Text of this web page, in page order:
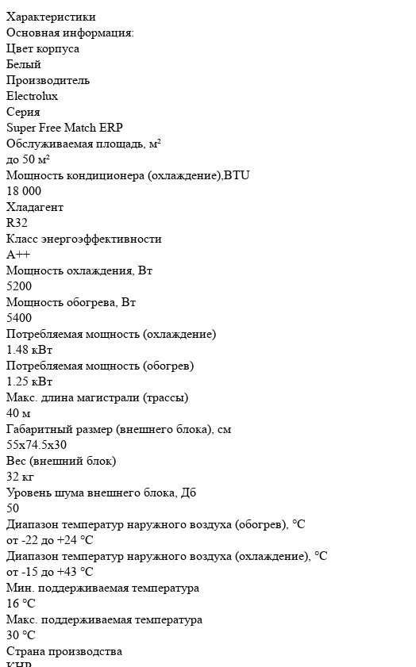
Характеристики
Основная информация:
Цвет корпуса
Белый
Производитель
Electrolux
Серия
Super Free Match ERP
Обслуживаемая площадь, м²
до 50 м²
Мощность кондиционера (охлаждение),BTU
18 000
Хладагент
R32
Класс энергоэффективности
A++
Мощность охлаждения, Вт
5200
Мощность обогрева, Вт
5400
Потребляемая мощность (охлаждение)
1.48 кВт
Потребляемая мощность (обогрев)
1.25 кВт
Макс. длина магистрали (трассы)
40 м
Габаритный размер (внешнего блока), см
55x74.5x30
Вес (внешний блок)
32 кг
Уровень шума внешнего блока, Дб
50
Диапазон температур наружного воздуха (обогрев), °C
от -22 до +24 °С
Диапазон температур наружного воздуха (охлаждение), °C
от -15 до +43 °С
Мин. поддерживаемая температура
16 °С
Макс. поддерживаемая температура
30 °С
Страна производства